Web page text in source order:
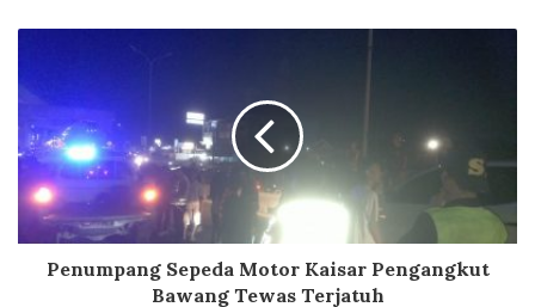
Penumpang Sepeda Motor Kaisar Pengangkut
Bawang Tewas Terjatuh